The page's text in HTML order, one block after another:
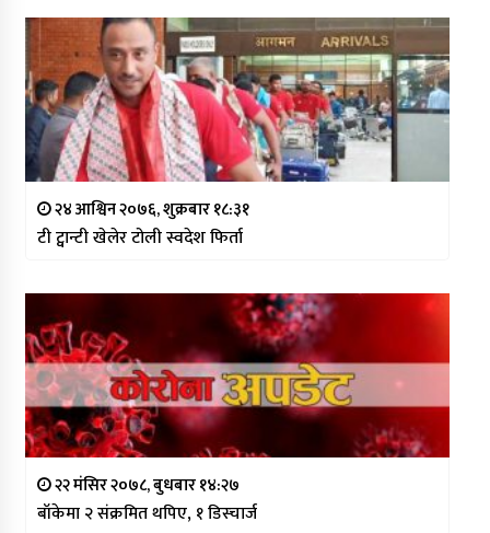
२४ आश्विन २०७६, शुक्रबार १८:३१
टी ट्वान्टी खेलेर टोली स्वदेश फिर्ता
२२ मंसिर २०७८, बुधबार १४:२७
बाँकेमा २ संक्रमित थपिए, १ डिस्चार्ज